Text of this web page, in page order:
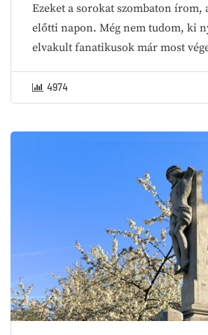
Ezeket a sorokat szombaton írom,
előtti napon. Még nem tudom, ki
elvakult fanatikusok már most
4974